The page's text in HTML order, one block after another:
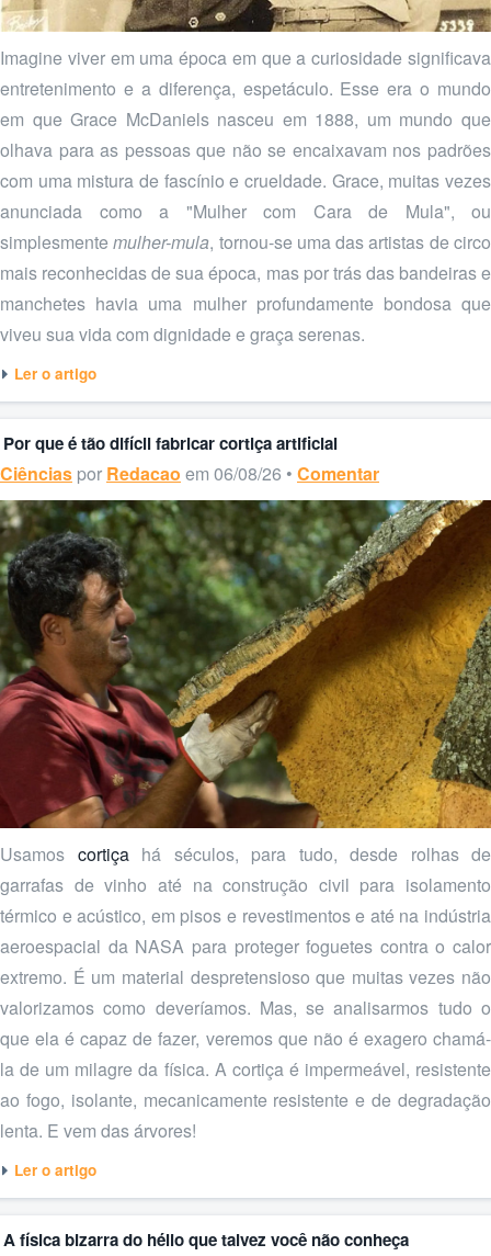
Imagine viver em uma época em que a curiosidade significava
entretenimento e a diferença, espetáculo. Esse era o mundo
em que Grace McDaniels nasceu em 1888, um mundo que
olhava para as pessoas que não se encaixavam nos padrões
com uma mistura de fascínio e crueldade. Grace, muitas vezes
anunciada como a "Mulher com Cara de Mula", ou
simplesmentemulher-mula, tornou-se uma das artistas de circo
mais reconhecidas de sua época, mas por trás das bandeiras e
manchetes havia uma mulher profundamente bondosa que
viveu sua vida com dignidade e graça serenas.
Ler o artigo
Por que é tão difícil fabricar cortiça artificial
Ciências por Redacao em 06/08/26 • Comentar
Usamos cortiçahá séculos, para tudo, desde rolhas de
garrafas de vinho até na construção civil para isolamento
térmico e acústico, em pisos e revestimentos e até na indústria
aeroespacial da NASA para proteger foguetes contra o calor
extremo. É um material despretensioso que muitas vezes não
valorizamos como deveríamos. Mas, se analisarmos tudo o
que ela é capaz de fazer, veremos que não é exagero chamá-
la de um milagre da física. A cortiça é impermeável, resistente
ao fogo, isolante, mecanicamente resistente e de degradação
lenta. E vem das árvores!
Ler o artigo
A física bizarra do hélio que talvez você não conheça